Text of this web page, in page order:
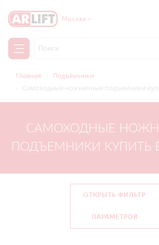
Москва
Главная
Подъёмники
Самоходные ножничные подъемники
САМОХОДНЫЕ
ПОДЪЕМНИКИ КУПИТЬ
ОТКРЫТЬ ФИЛЬТР
ПАРАМЕТРОВ